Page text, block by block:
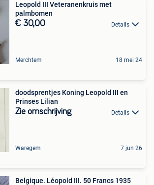
Leopold III Veteranenkruis met
palmbomen
€ 30,00 Details
Merchtem 18 mei 24
doodsprentjes Koning Leopold III en
Prinses Lilian
Zie omschrijving Details
Waregem 7 jun 26
Belgique. Léopold III. 50 Francs 1935